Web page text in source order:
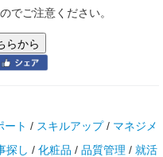
でご注意ください。
らから
ート / スキルアップ/ マネジメ
探し / 化粧品 / 品質管理 / 就活